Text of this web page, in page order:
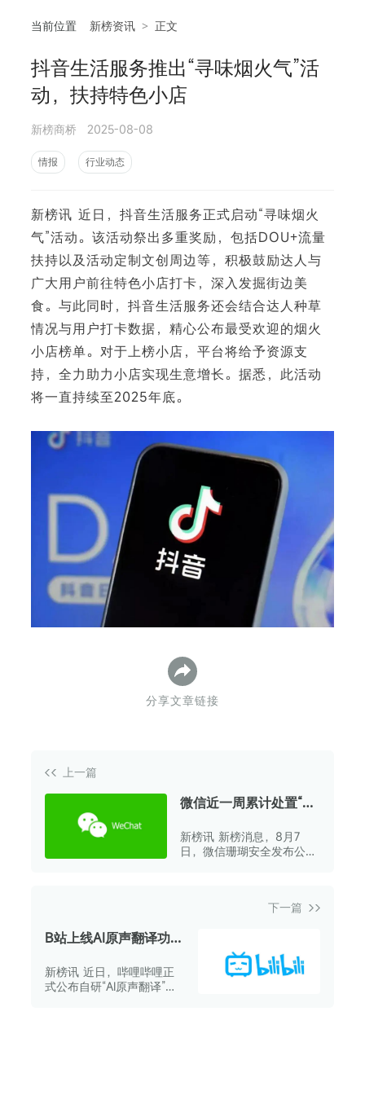
当前位置 新榜资讯 > 正文
抖音生活服务推出“寻味烟火气”活
动，扶持特色小店
新榜商桥 2025-08-08
情报 行业动态
新榜讯 近日，抖音生活服务正式启动“寻味烟火
气”活动。该活动祭出多重奖励，包括DOU+流量
扶持以及活动定制文创周边等，积极鼓励达人与
广大用户前往特色小店打卡，深入发掘街边美
食。与此同时，抖音生活服务还会结合达人种草
情况与用户打卡数据，精心公布最受欢迎的烟火
小店榜单。对于上榜小店，平台将给予资源支
持，全力助力小店实现生意增长。据悉，此活动
将一直持续至2025年底。
分享文章链接
上一篇
微信近一周累计处置“传
个
新榜讯 新榜消息，8月7
日，微信珊瑚安全发布公
下一篇
B站上线AI原声翻译功
声线及字幕
新榜讯 近日，哔哩哔哩正
式公布自研“AI原声翻译”功